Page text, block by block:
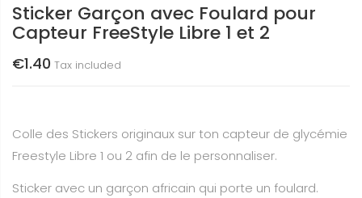
Sticker Garçon avec Foulard pour
Capteur FreeStyle Libre 1 et 2
€1.40 Tax included
Colle des Stickers originaux sur ton capteur de glycémie
Freestyle Libre 1 ou 2 afin de le personnaliser.
Sticker avec un garçon africain qui porte un foulard.